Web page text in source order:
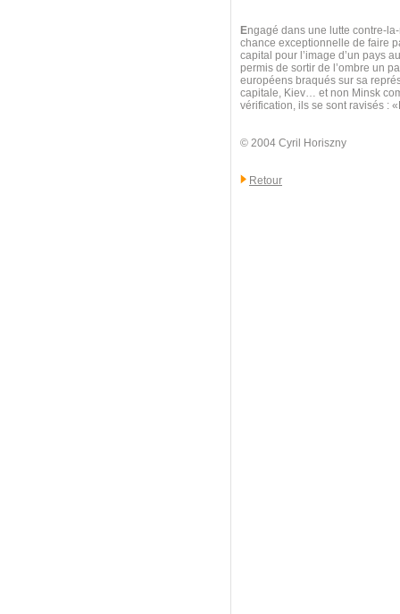
Engagé dans une lutte contre-
chance exceptionnelle de faire
capital pour l’image d’un pays
permis de sortir de l’ombre un
européens braqués sur sa
capitale, Kiev… et non Minsk
vérification, ils se sont ravisés :
© 2004 Cyril Horiszny
Retour